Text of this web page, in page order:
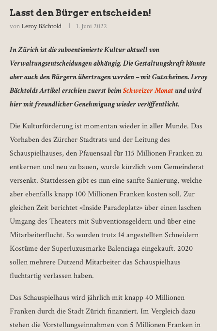
Lasst den Bürger entscheiden!
vonLeroy Bächtold 1. Juni 2022
In Zürich ist die subventionierte Kultur aktuell von
Verwaltungsentscheidungen abhängig. Die Gestaltungskraft könnte
aber auch den Bürgern übertragen werden – mit Gutscheinen. Leroy
Bächtolds Artikel erschien zuerst beimSchweizer Monatund wird
hier mit freundlicher Genehmigung wieder veröffentlicht.
Die Kulturförderung ist momentan wieder in aller Munde. Das
Vorhaben des Zürcher Stadtrats und der Leitung des
Schauspielhauses, den Pfauensaal für 115 Millionen Franken zu
entkernen und neu zu bauen, wurde kürzlich vom Gemeinderat
versenkt. Stattdessen gibt es nun eine sanfte Sanierung, welche
aber ebenfalls knapp 100 Millionen Franken kosten soll. Zur
gleichen Zeit berichtet «Inside Paradeplatz» über einen laschen
Umgang des Theaters mit Subventionsgeldern und über eine
Mitarbeiterflucht. So wurden trotz 14 angestellten Schneidern
Kostüme der Superluxusmarke Balenciaga eingekauft. 2020
sollen mehrere Dutzend Mitarbeiter das Schauspielhaus
fluchtartig verlassen haben.
Das Schauspielhaus wird jährlich mit knapp 40 Millionen
Franken durch die Stadt Zürich finanziert. Im Vergleich dazu
stehen die Vorstellungseinnahmen von 5 Millionen Franken in